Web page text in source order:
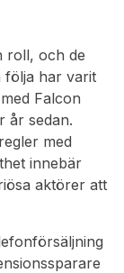
roll, och de
följa har varit
Falcon
år sedan.
med
innebär
aktörer att